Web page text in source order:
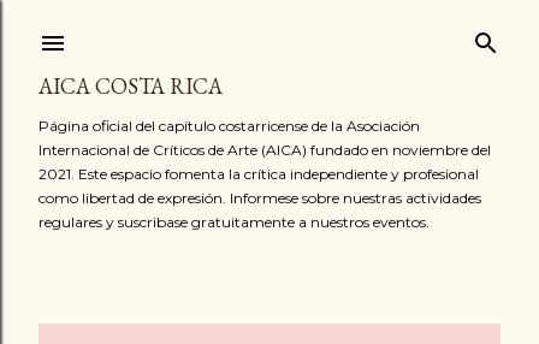
AICA COSTA RICA
Página oficial del capítulo costarricense de la Asociación
Internacional de Críticos de Arte (AICA) fundado en noviembre del
2021. Este espacio fomenta la crítica independiente y profesional
como libertad de expresión. Informese sobre nuestras actividades
regulares y suscribase gratuitamente a nuestros eventos.